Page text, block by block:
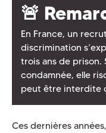
🚨
En France, un
discrimination
trois ans de prison.
condamnée, elle
peut être interdite
Ces dernières